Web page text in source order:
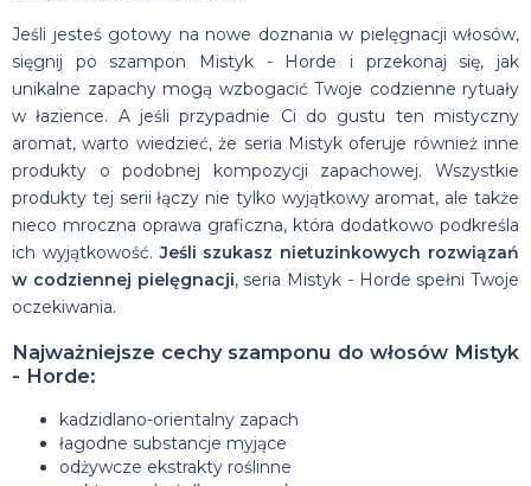
Jeśli jesteś gotowy na nowe doznania w pielęgnacji włosów,
sięgnij po szampon Mistyk - Horde i przekonaj się, jak
unikalne zapachy mogą wzbogacić Twoje codzienne rytuały
w łazience. A jeśli przypadnie Ci do gustu ten mistyczny
aromat, warto wiedzieć, że seria Mistyk oferuje również inne
produkty o podobnej kompozycji zapachowej. Wszystkie
produkty tej serii łączy nie tylko wyjątkowy aromat, ale także
nieco mroczna oprawa graficzna, która dodatkowo podkreśla
ich wyjątkowość.Jeśli szukasz nietuzinkowych rozwiązań
w codziennej pielęgnacji, seria Mistyk - Horde spełni Twoje
oczekiwania.
Najważniejsze cechy szamponu do włosów Mistyk
- Horde:
kadzidlano-orientalny zapach
łagodne substancje myjące
odżywcze ekstrakty roślinne